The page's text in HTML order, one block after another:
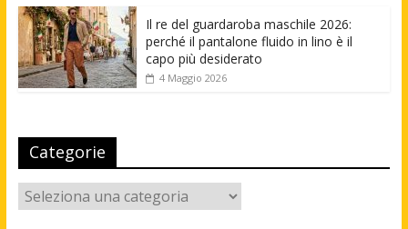
Il re del guardaroba maschile 2026:
perché il pantalone fluido in lino è il
capo più desiderato
4 Maggio 2026
Categorie
Categorie